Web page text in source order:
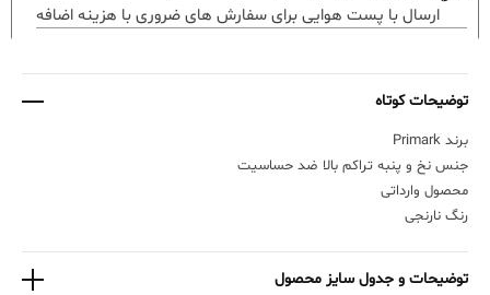
ارسال با پست هوایی برای سفارش های ضروری با هزینه اضافه
توضیحات کوتاه
برند Primark
جنس نخ و پنبه تراکم بالا ضد حساسیت
محصول وارداتی
رنگ نارنجی
توضیحات و جدول سایز محصول